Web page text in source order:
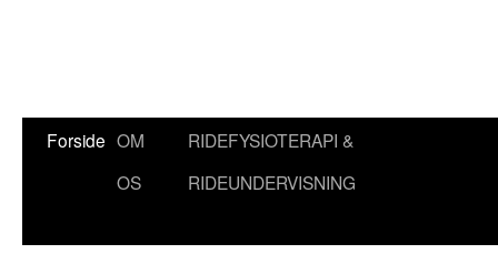
Hop
Forside OM
OS
RIDEFYSIOTERAPI &
RIDEUNDERVISNING